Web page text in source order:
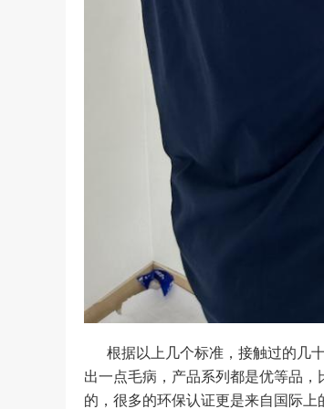
根据以上几个标准，接触过的几
出一点毛病，产品系列都是优等品
的，很多的环保认证更是来自国际